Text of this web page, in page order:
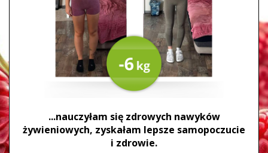
...nauczyłam się zdrowych nawyków
żywieniowych, zyskałam lepsze samopoczucie
i zdrowie.